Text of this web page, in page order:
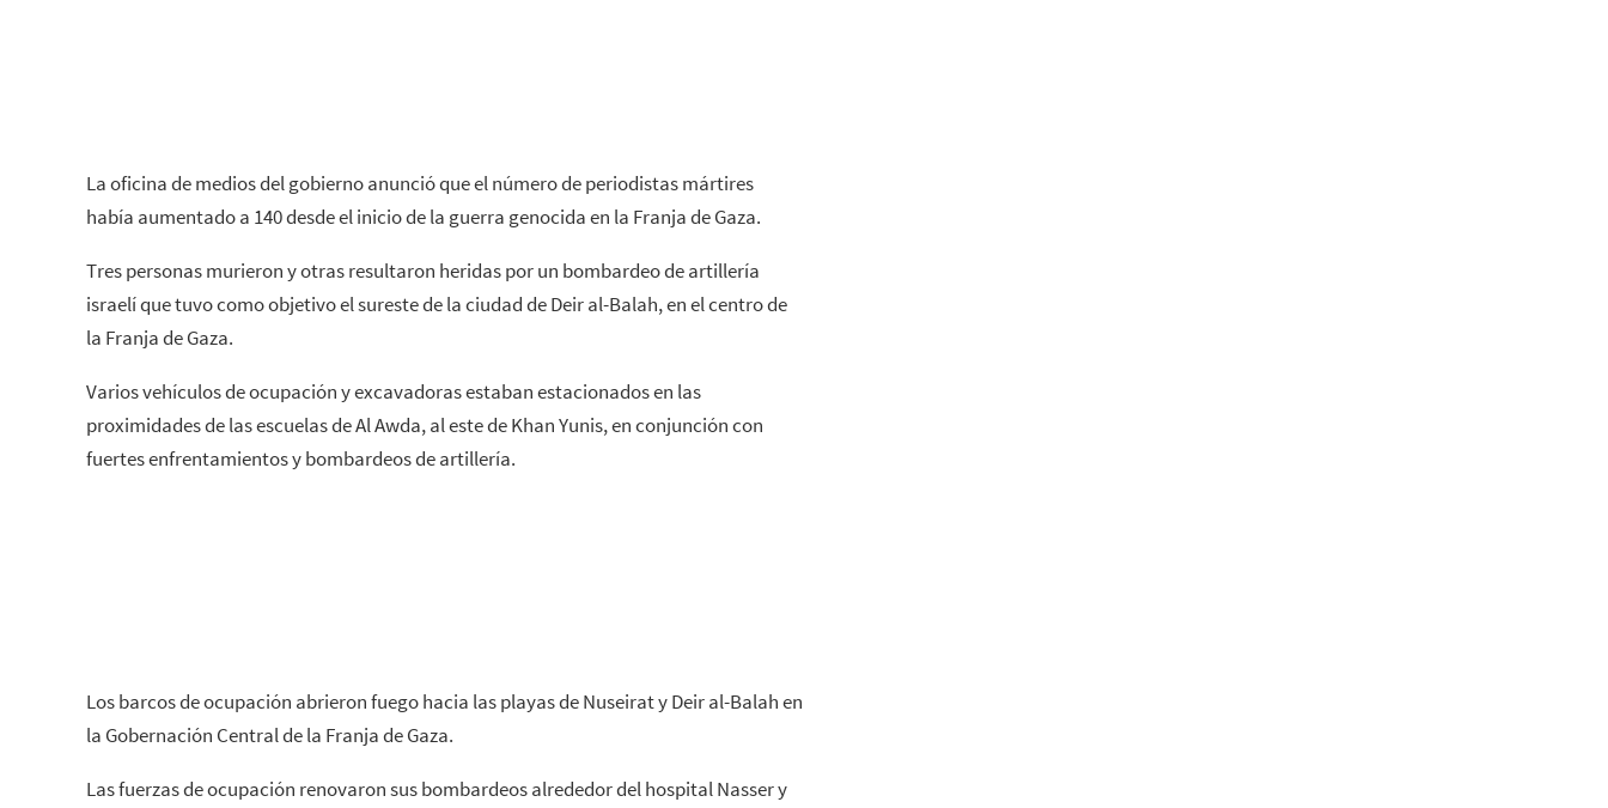
La oficina de medios del gobierno anunció que el número de periodistas mártires
había aumentado a 140 desde el inicio de la guerra genocida en la Franja de Gaza.
Tres personas murieron y otras resultaron heridas por un bombardeo de artillería
israelí que tuvo como objetivo el sureste de la ciudad de Deir al-Balah, en el centro de
la Franja de Gaza.
Varios vehículos de ocupación y excavadoras estaban estacionados en las
proximidades de las escuelas de Al Awda, al este de Khan Yunis, en conjunción con
fuertes enfrentamientos y bombardeos de artillería.
Los barcos de ocupación abrieron fuego hacia las playas de Nuseirat y Deir al-Balah en
la Gobernación Central de la Franja de Gaza.
Las fuerzas de ocupación renovaron sus bombardeos alrededor del hospital Nasser y